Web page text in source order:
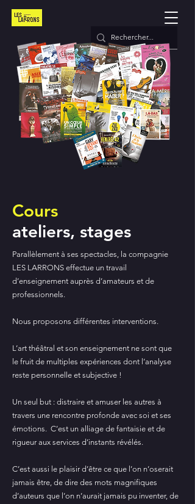
Cours
ateliers, stages
Parallèlement à ses spectacles, la compagnie
LES LARRONS effectue un travail
d’enseignement auprès d’amateurs et de
professionnels.
Nous proposons différentes interventions.
L’art théâtral et son enseignement ne sont que
le fruit de multiples expériences dont l’analyse
reste personnelle et subjective !
Un seul but : distraire et amuser les autres à
travers une rencontre profonde avec soi et ses
émotions. C’est un alliage de fantaisie et de
rigueur aux services d’instants révélés.
C’est aussi le plaisir d’être ce que l’on n’oserait
jamais être, de dire des mots magnifiques
d’auteurs que l’on n’aurait jamais pu inventer, de